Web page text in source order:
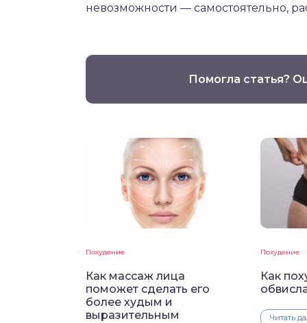
невозможности — самостоятельно,
Помогла статья?
Похудение
Как массаж лица
поможет сделать его
более худым и
выразительным
Похудение
Как
Читать